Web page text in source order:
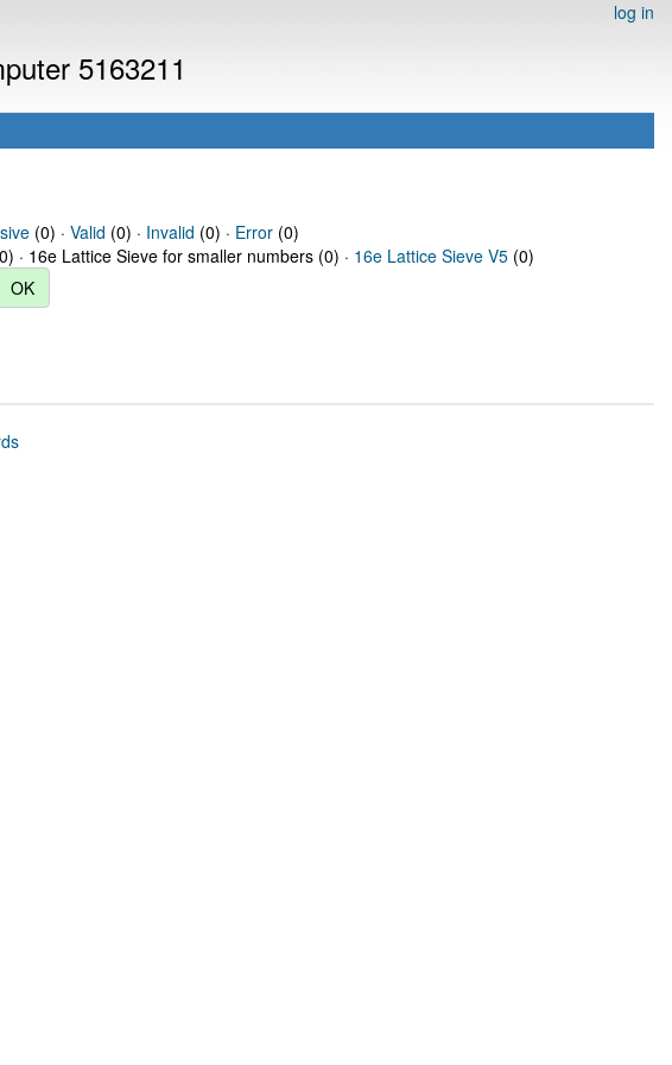
log in
5163211
(0) · Valid (0) · Invalid (0) · Error(0)
· 16e Lattice Sieve for smaller numbers (0) · 16e Lattice Sieve V5 (0)